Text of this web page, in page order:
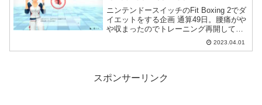
ニンテンドースイッチのFit Boxing 2でダ
イエットをする企画 通算49日。腰痛がや
や収まったのでトレーニング再開してみ
2023.04.01
スポンサーリンク